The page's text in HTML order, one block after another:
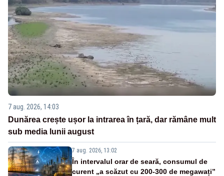
7 aug. 2026, 14:03
Dunărea crește ușor la intrarea în țară, dar rămâne mult
sub media lunii august
7 aug. 2026, 13:02
În intervalul orar de seară, consumul de
curent „a scăzut cu 200-300 de megawați”